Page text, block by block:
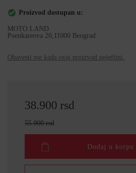
Proizvod dostupan u:
MOTO LAND
Poenkareova 20,11000 Beograd
Obavesti me kada ovaj proizvod pojeftini.
38.900 rsd
55.900 rsd
Dodaj u korpu